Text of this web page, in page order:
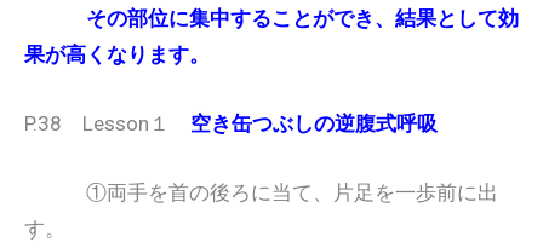
その部位に集中することができ、結果として効
果が高くなります。
P.38 Lesson１ 空き缶つぶしの逆腹式呼吸
①両手を首の後ろに当て、片足を一歩前に出
す。